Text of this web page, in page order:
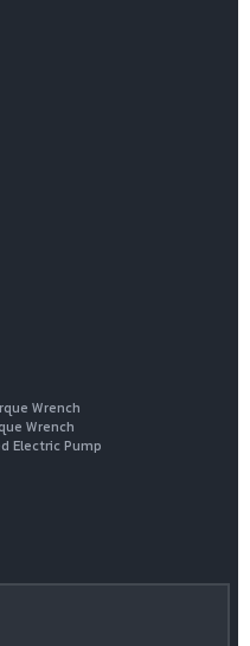
Wrench
Wrench
Electric Pump